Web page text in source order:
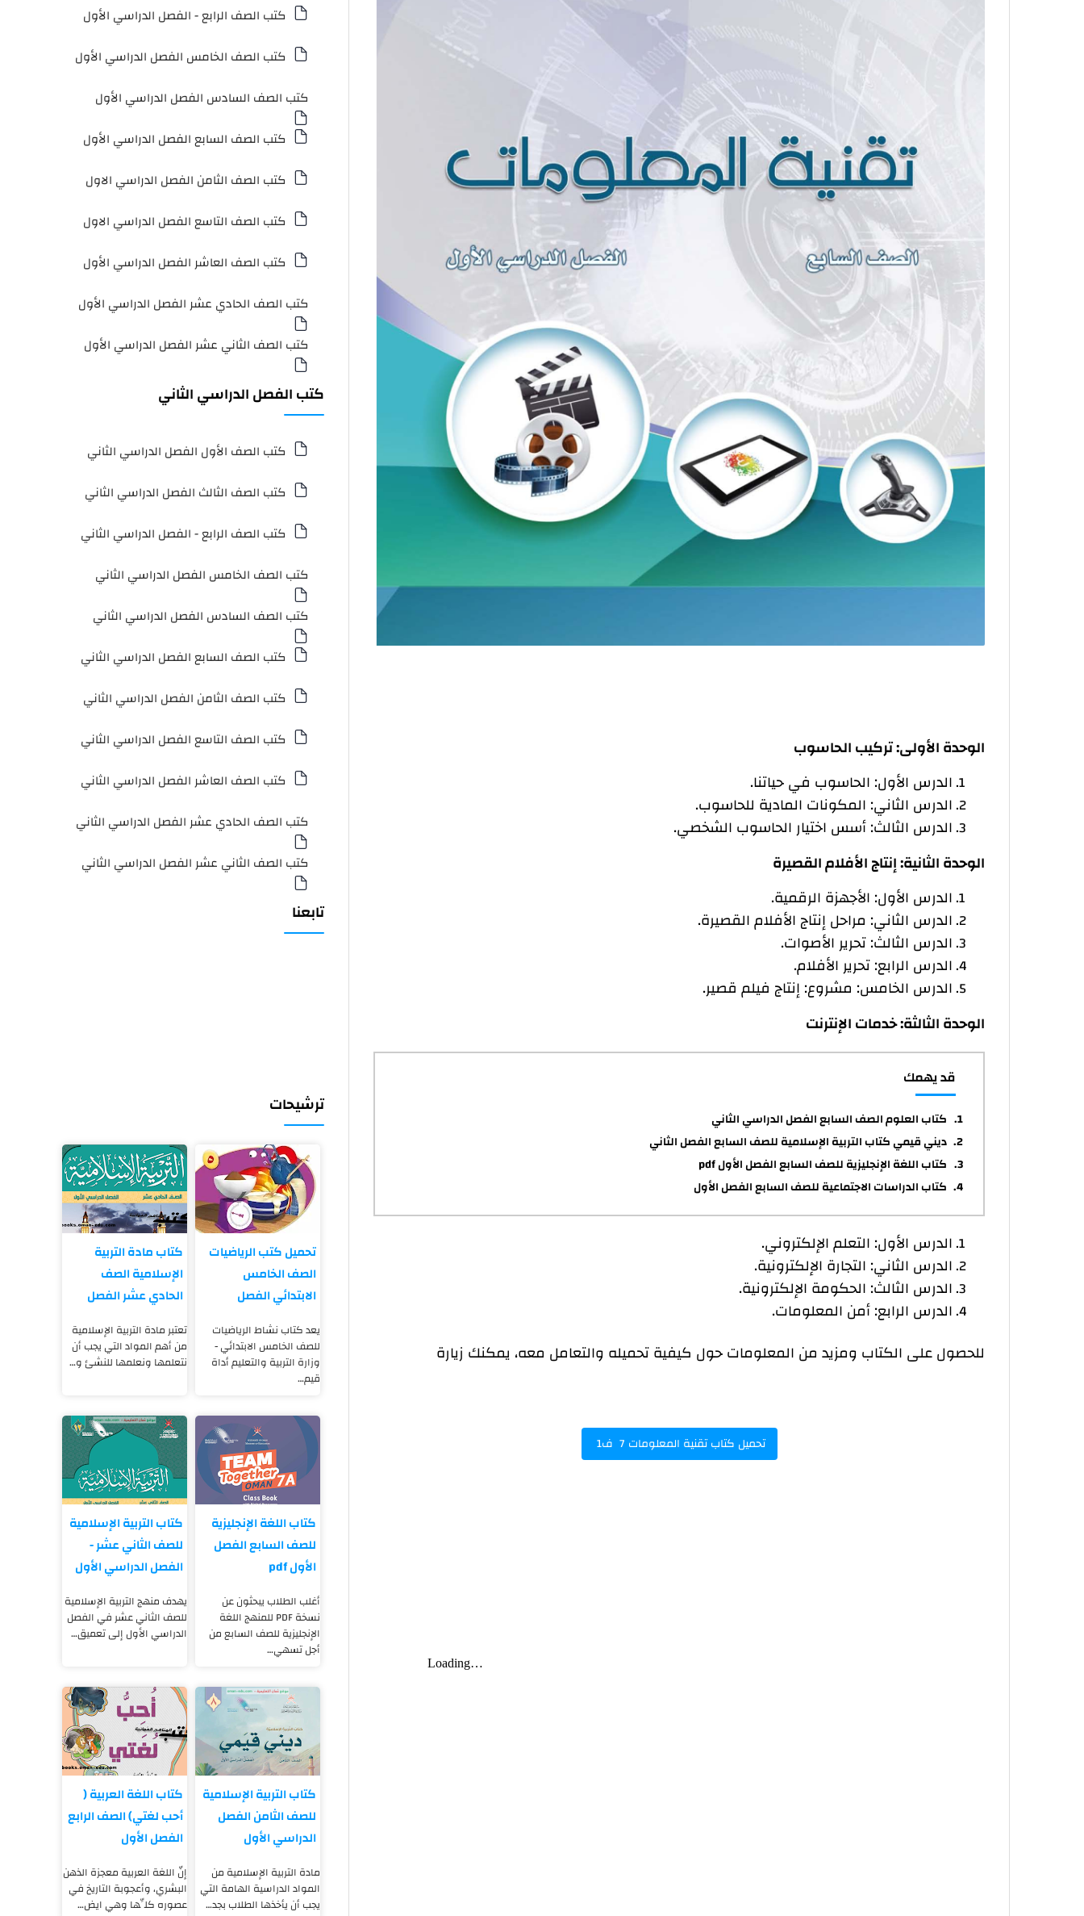
الوحدة الأولى: تركيب الحاسوب
الدرس الأول: الحاسوب في حياتنا.
الدرس الثاني: المكونات المادية للحاسوب.
الدرس الثالث: أسس اختيار الحاسوب الشخصي.
الوحدة الثانية: إنتاج الأفلام القصيرة
الدرس الأول: الأجهزة الرقمية.
الدرس الثاني: مراحل إنتاج الأفلام القصيرة.
الدرس الثالث: تحرير الأصوات.
الدرس الرابع: تحرير الأفلام.
الدرس الخامس: مشروع: إنتاج فيلم قصير.
الوحدة الثالثة: خدمات الإنترنت
قد يهمك
كتاب العلوم الصف السابع الفصل الدراسي الثاني
ديني قيمي كتاب التربية الإسلامية للصف السابع الفصل الثاني
كتاب اللغة الإنجليزية للصف السابع الفصل الأول pdf
كتاب الدراسات الاجتماعية للصف السابع الفصل الأول
الدرس الأول: التعلم الإلكتروني.
الدرس الثاني: التجارة الإلكترونية.
الدرس الثالث: الحكومة الإلكترونية.
الدرس الرابع: أمن المعلومات.
للحصول على الكتاب ومزيد من المعلومات حول كيفية تحميله والتعامل معه، يمكنك زيارة
تحميل كتاب تقنية المعلومات 7 ف1
كتب الصف الرابع - الفصل الدراسي الأول
كتب الصف الخامس الفصل الدراسي الأول
كتب الصف السادس الفصل الدراسي الأول
كتب الصف السابع الفصل الدراسي الأول
كتب الصف الثامن الفصل الدراسي الاول
كتب الصف التاسع الفصل الدراسي الاول
كتب الصف العاشر الفصل الدراسي الأول
كتب الصف الحادي عشر الفصل الدراسي الأول
كتب الصف الثاني عشر الفصل الدراسي الأول
كتب الفصل الدراسي الثاني
كتب الصف الأول الفصل الدراسي الثاني
كتب الصف الثالث الفصل الدراسي الثاني
كتب الصف الرابع - الفصل الدراسي الثاني
كتب الصف الخامس الفصل الدراسي الثاني
كتب الصف السادس الفصل الدراسي الثاني
كتب الصف السابع الفصل الدراسي الثاني
كتب الصف الثامن الفصل الدراسي الثاني
كتب الصف التاسع الفصل الدراسي الثاني
كتب الصف العاشر الفصل الدراسي الثاني
كتب الصف الحادي عشر الفصل الدراسي الثاني
كتب الصف الثاني عشر الفصل الدراسي الثاني
تابعنا
ترشيحات
تحميل كتب الرياضيات
الصف الخامس
الابتدائي الفصل
يعد كتاب نشاط الرياضيات
للصف الخامس الابتدائي -
وزارة التربية والتعليم أداة
قيم…
كتاب مادة التربية
الإسلامية الصف
الحادي عشر الفصل
تعتبر مادة التربية الإسلامية
من أهم المواد التي يجب أن
نتعلمها ونعلمها للنشئ و…
كتاب اللغة الإنجليزية
للصف السابع الفصل
الأول pdf
أغلب الطلاب يبحثون عن
نسخة PDF للمنهج اللغة
الإنجليزية للصف السابع من
أجل تسهي…
كتاب التربية الإسلامية
للصف الثاني عشر -
الفصل الدراسي الأول
يهدف منهج التربية الإسلامية
للصف الثاني عشر في الفصل
الدراسي الأول إلى تعميق…
كتاب التربية الإسلامية
للصف الثامن الفصل
الدراسي الأول
مادة التربية الإسلامية من
المواد الدراسية الهامة التي
يجب أن يأخذها الطلاب بجد…
كتاب اللغة العربية (
أحب لغتي) الصف الرابع
الفصل الأول
إنّ اللغة العربية معجزة الذهن
البشري، وأعجوبة التاريخ في
عصوره كلِّها وهي ايض…